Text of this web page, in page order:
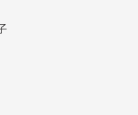
中，他認為最讓年輕
是亙久不變的課題。
麼要活著？」「自己
一本指引青少年課題
心靈的安慰手札。